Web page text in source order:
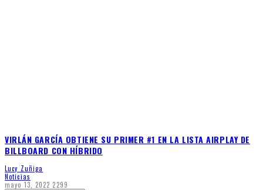
VIRLÁN GARCÍA OBTIENE SU PRIMER #1 EN LA LISTA AIRPLAY DE
BILLBOARD CON HÍBRIDO
Lucy Zuñiga
Noticias
mayo 13, 2022 2299